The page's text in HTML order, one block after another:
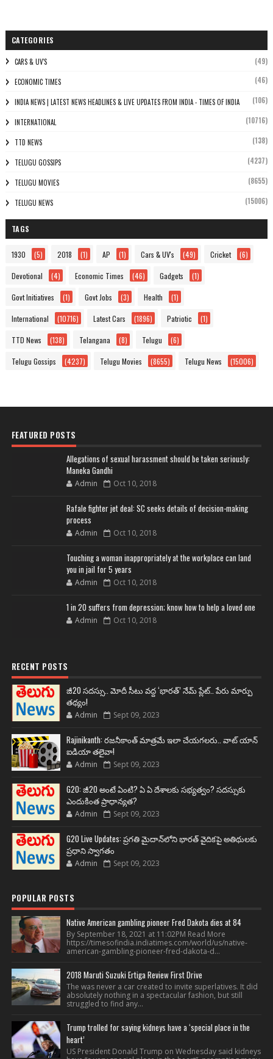
CATEGORIES
CARS & UV'S (49)
ECONOMIC TIMES (46)
INDIA NEWS | LATEST NEWS HEADLINES & LIVE UPDATES FROM INDIA - TIMES OF INDIA (106)
INTERNATIONAL (10716)
TTD NEWS (138)
TELUGU GOSSIPS (4237)
TELUGU MOVIES (8655)
TELUGU NEWS (15006)
TAGS
1930 (5) 2018 (1) AP (1) Cars & UV's (49) Cricket (6)
Devotional (4) Economic Times (46) Gadgets (1)
Govt Initiatives (1) Govt Jobs (3) Health (1)
International (10716) Latest Cars (1896) Patriotic (1)
TTD News (138) Telangana (8) Telugu (6)
Telugu Gossips (4237) Telugu Movies (8655) Telugu News (15006)
FEATURED POSTS
Allegations of sexual harassment should be taken seriously:
Maneka Gandhi
Admin Oct 10, 2018
Rafale fighter jet deal: SC seeks details of decision-making
process
Admin Oct 10, 2018
Touching a woman inappropriately at the workplace can land
you in jail for 5 years
Admin Oct 10, 2018
1 in 20 suffers from depression; know how to help a loved one
Admin Oct 10, 2018
RECENT POSTS
జీ20 సదస్సు.. మోదీ సీటు వద్ద ‘భారత్’ నేమ్ ప్లేట్‌.. పేరు మార్పు
తథ్యం!
Admin Sept 09, 2023
Rajinikanth: రజనీకాంత్ మాత్రమే ఇలా చేయగలరు.. వాట్ యాన్
ఐడియా తలైవా!
Admin Sept 09, 2023
G20: జీ20 అంటే ఏంటి? ఏ ఏ దేశాలకు సభ్యత్వం? సదస్సుకు
ఎందుకింత ప్రాధాన్యత?
Admin Sept 09, 2023
G20 Live Updates: ప్రగతి మైదాన్‌లోని భారత్ వైదికపై అతిథులకు
ప్రధాని స్వాగతం
Admin Sept 09, 2023
POPULAR POSTS
Native American gambling pioneer Fred Dakota dies at 84
By September 18, 2021 at 11:02PM Read More
https://timesofindia.indiatimes.com/world/us/native-
american-gambling-pioneer-fred-dakota-d...
2018 Maruti Suzuki Ertiga Review First Drive
The was never a car created to invite superlatives. It did
absolutely nothing in a spectacular fashion, but still
struggled to find any...
Trump trolled for saying kidneys have a ‘special place in the
heart’
US President Donald Trump on Wednesday said kidneys